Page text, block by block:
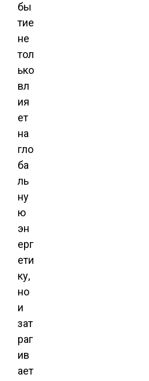
бы
тие
не
тол
ько
вл
ия
ет
на
гло
ба
ль
ну
ю
эн
ерг
ети
ку,
но
и
зат
раг
ив
ает